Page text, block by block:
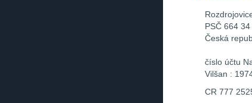
PSČ 664 34
Česká
číslo účtu
Vilšan :
CR 777